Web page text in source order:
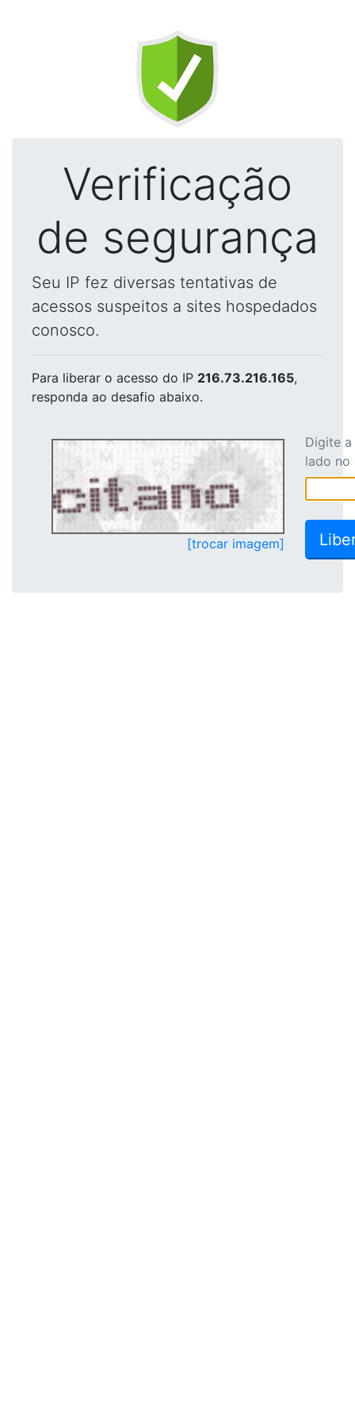
Verificação
de segurança
Seu IP fez diversas tentativas de
acessos suspeitos a sites hospedados
conosco.
Para liberar o acesso do IP 216.73.216.165,
responda ao desafio abaixo.
[trocar imagem]
Digite
lado no